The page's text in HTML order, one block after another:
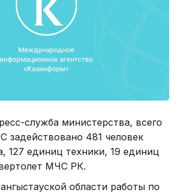
служба министерства, всего
задействовано 481 человек
127 единиц техники, 19 единиц
МЧС РК.
области работы по